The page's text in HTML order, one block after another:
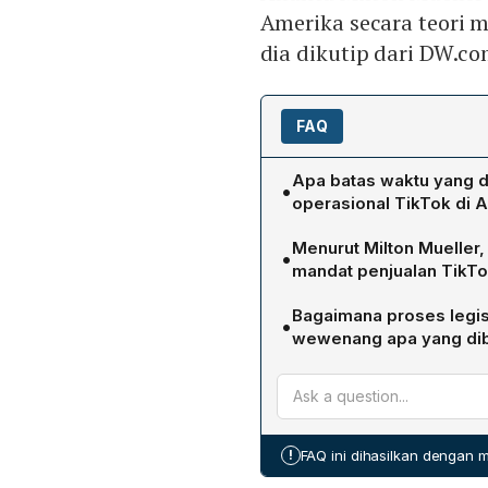
Amerika secara teori
dia dikutip dari
FAQ
•Apa batas waktu yang
operasional TikTok di
Undang‑Undang
bulan, untuk
penjualan tidak selesai
dari App Store milik Apple
resmi aplikasi bagi
•Menurut Milton
mandat penjualan
Mueller menilai secara
karena kemungkinan
jelas. Ia menegaskan
dalam persaingan
media sosial komersial
Partai Komunis dianggap
persaingan serta inovasi
•Bagaimana proses
wewenang apa yang
Rancangan
kemudian disetujui Senat
divestasi TikTok,
bawah kendali negara
! FAQ ini dihasilkan dengan